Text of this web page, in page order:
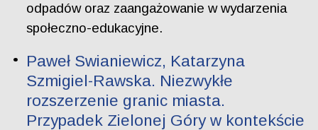
odpadów oraz zaangażowanie w wydarzenia
społeczno-edukacyjne.
Paweł Swianiewicz, Katarzyna
Szmigiel-Rawska. Niezwykłe
rozszerzenie granic miasta.
Przypadek Zielonej Góry w kontekście